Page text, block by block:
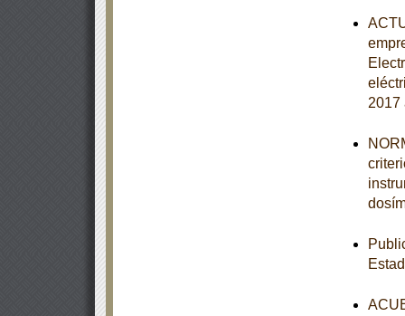
2017